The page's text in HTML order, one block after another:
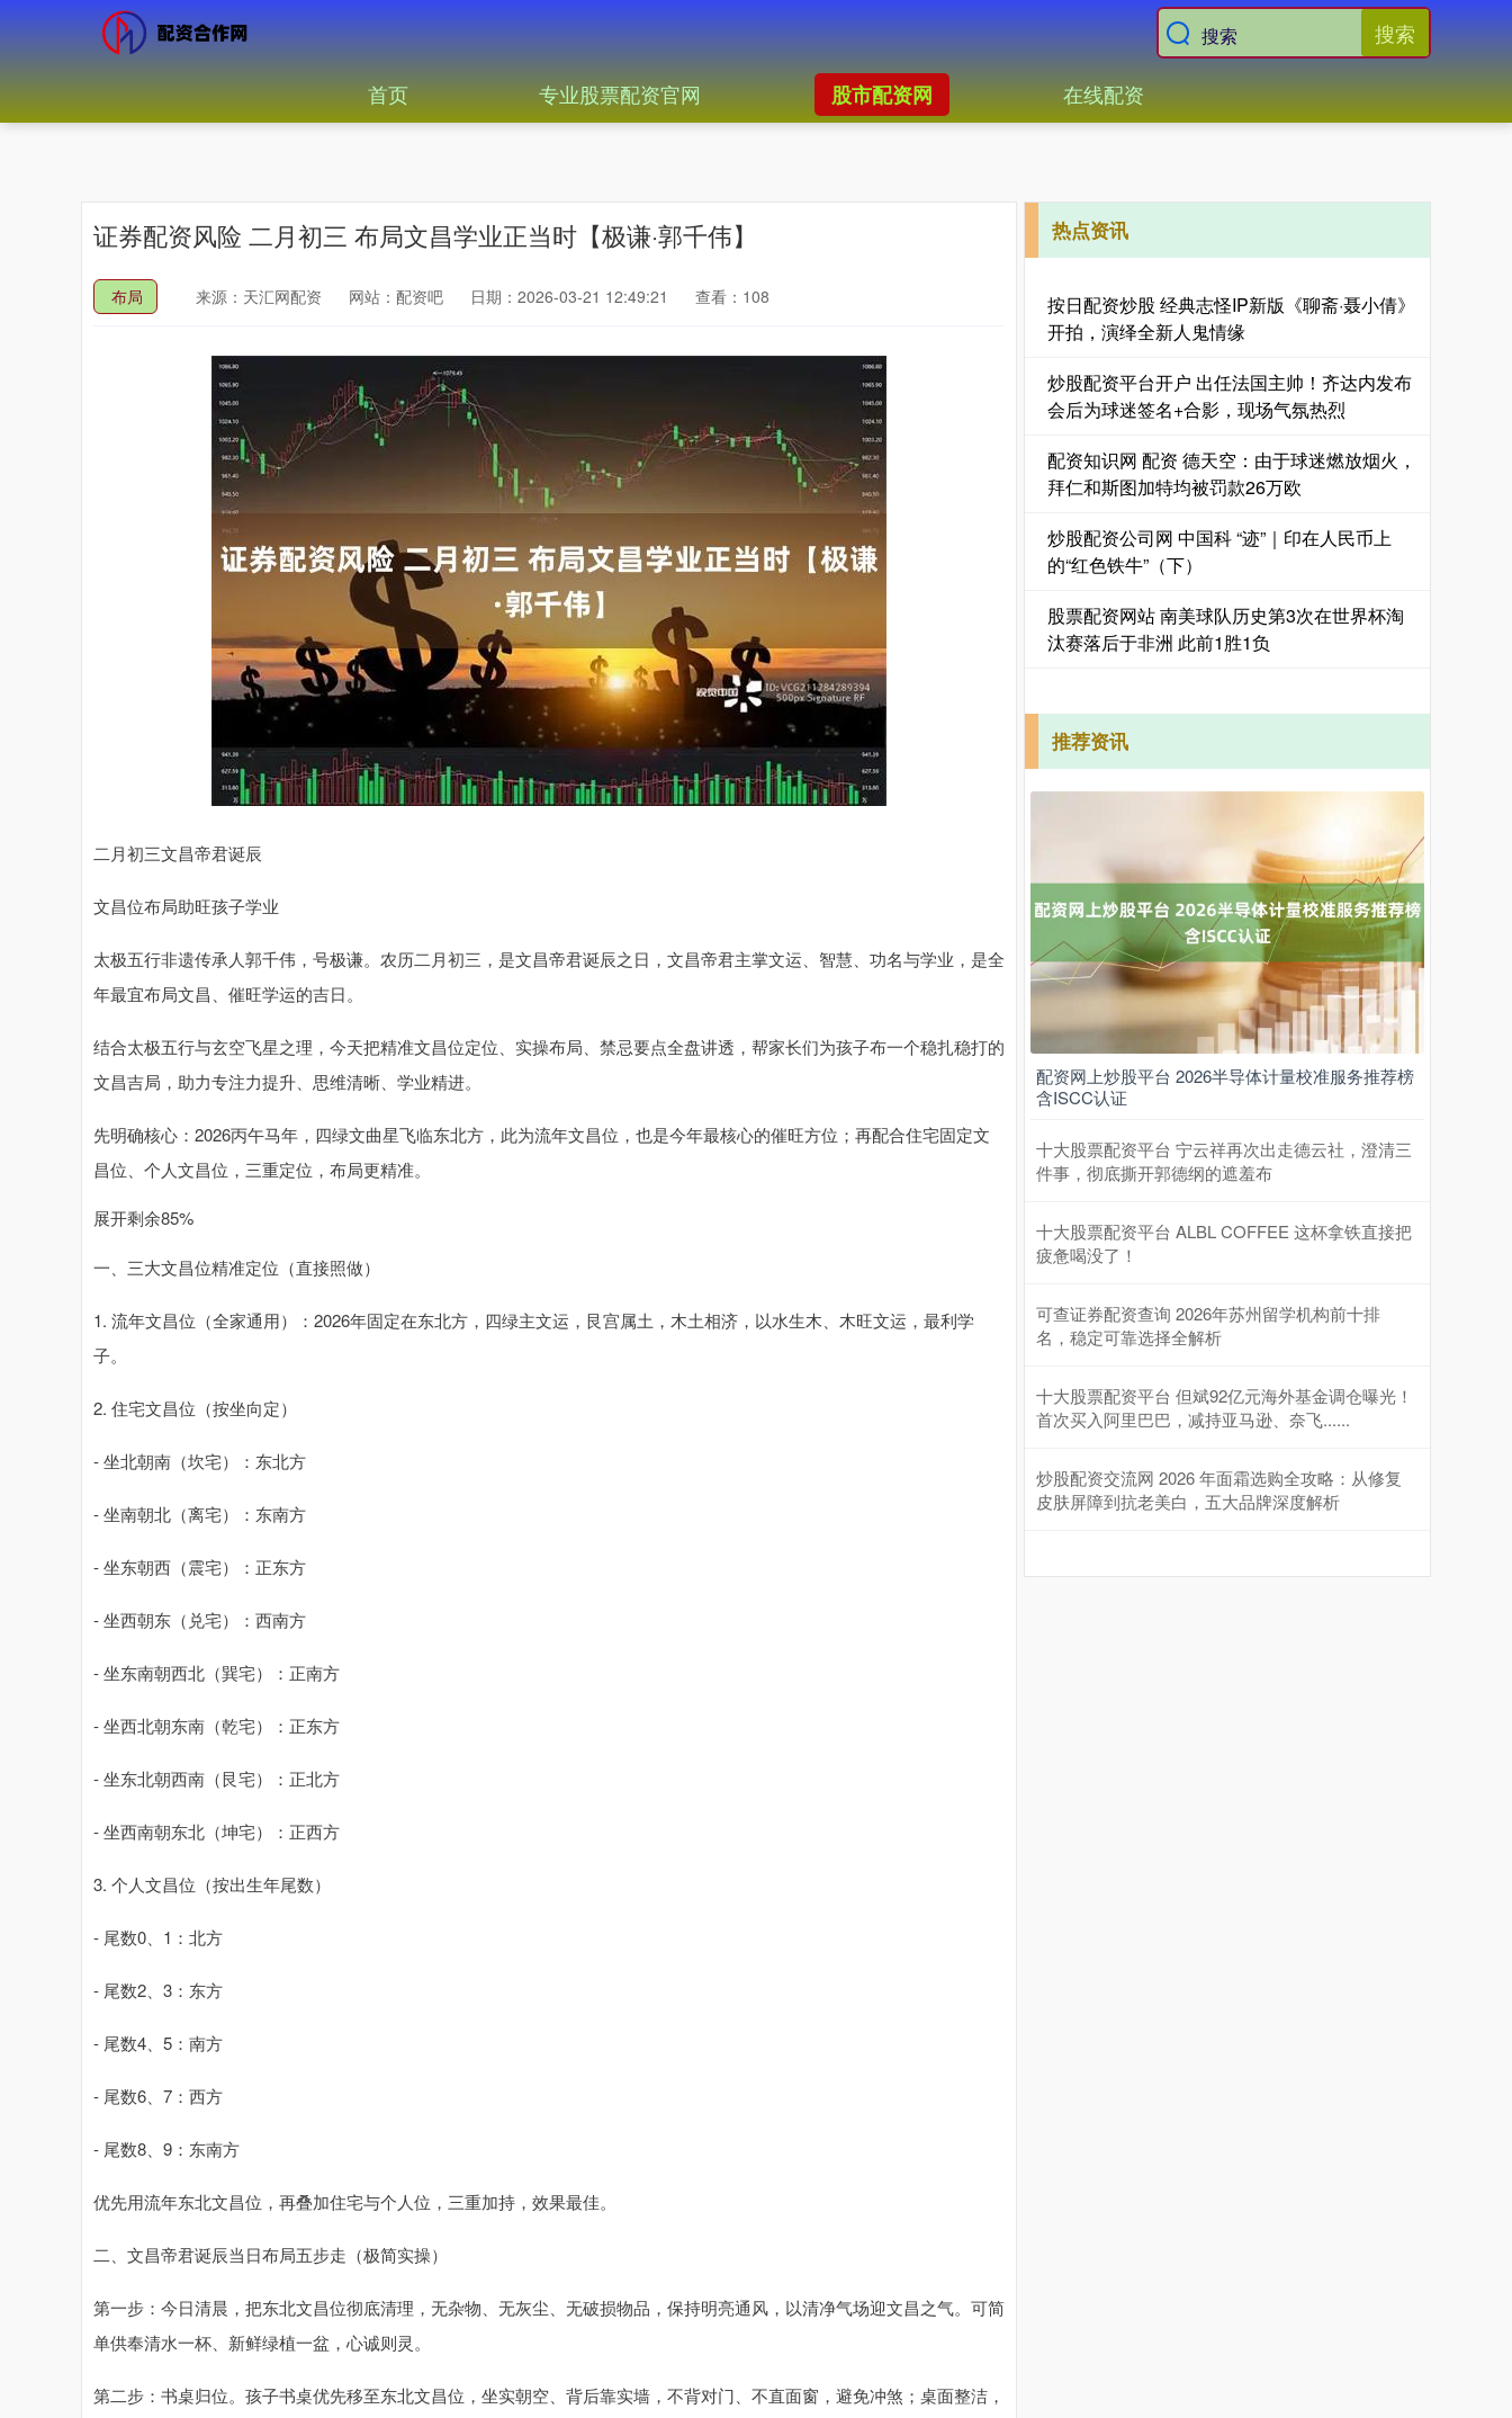
搜索
首页 专业股票配资官网 股市配资网 在线配资
证券配资风险 二月初三 布局文昌学业正当时【极谦·郭千伟】
布局 来源：天汇网配资 网站：配资吧 日期：2026-03-21 12:49:21 查看：108
二月初三文昌帝君诞辰
文昌位布局助旺孩子学业
太极五行非遗传承人郭千伟，号极谦。农历二月初三，是文昌帝君诞辰之日，文昌帝君主掌文运、智慧、功名与学业，是全
年最宜布局文昌、催旺学运的吉日。
结合太极五行与玄空飞星之理，今天把精准文昌位定位、实操布局、禁忌要点全盘讲透，帮家长们为孩子布一个稳扎稳打的
文昌吉局，助力专注力提升、思维清晰、学业精进。
先明确核心：2026丙午马年，四绿文曲星飞临东北方，此为流年文昌位，也是今年最核心的催旺方位；再配合住宅固定文
昌位、个人文昌位，三重定位，布局更精准。
展开剩余85%
一、三大文昌位精准定位（直接照做）
1. 流年文昌位（全家通用）：2026年固定在东北方，四绿主文运，艮宫属土，木土相济，以水生木、木旺文运，最利学
子。
2. 住宅文昌位（按坐向定）
- 坐北朝南（坎宅）：东北方
- 坐南朝北（离宅）：东南方
- 坐东朝西（震宅）：正东方
- 坐西朝东（兑宅）：西南方
- 坐东南朝西北（巽宅）：正南方
- 坐西北朝东南（乾宅）：正东方
- 坐东北朝西南（艮宅）：正北方
- 坐西南朝东北（坤宅）：正西方
3. 个人文昌位（按出生年尾数）
- 尾数0、1：北方
- 尾数2、3：东方
- 尾数4、5：南方
- 尾数6、7：西方
- 尾数8、9：东南方
优先用流年东北文昌位，再叠加住宅与个人位，三重加持，效果最佳。
二、文昌帝君诞辰当日布局五步走（极简实操）
第一步：今日清晨，把东北文昌位彻底清理，无杂物、无灰尘、无破损物品，保持明亮通风，以清净气场迎文昌之气。可简
单供奉清水一杯、新鲜绿植一盆，心诚则灵。
第二步：书桌归位。孩子书桌优先移至东北文昌位，坐实朝空、背后靠实墙，不背对门、不直面窗，避免冲煞；桌面整洁，
热点资讯
按日配资炒股 经典志怪IP新版《聊斋·聂小倩》
开拍，演绎全新人鬼情缘
炒股配资平台开户 出任法国主帅！齐达内发布
会后为球迷签名+合影，现场气氛热烈
配资知识网 配资 德天空：由于球迷燃放烟火，
拜仁和斯图加特均被罚款26万欧
炒股配资公司网 中国科 “迹”｜印在人民币上
的“红色铁牛”（下）
股票配资网站 南美球队历史第3次在世界杯淘
汰赛落后于非洲 此前1胜1负
推荐资讯
配资网上炒股平台 2026半导体计量校准服务推荐榜
含ISCC认证
十大股票配资平台 宁云祥再次出走德云社，澄清三
件事，彻底撕开郭德纲的遮羞布
十大股票配资平台 ALBL COFFEE 这杯拿铁直接把
疲惫喝没了！
可查证券配资查询 2026年苏州留学机构前十排
名，稳定可靠选择全解析
十大股票配资平台 但斌92亿元海外基金调仓曝光！
首次买入阿里巴巴，减持亚马逊、奈飞......
炒股配资交流网 2026 年面霜选购全攻略：从修复
皮肤屏障到抗老美白，五大品牌深度解析